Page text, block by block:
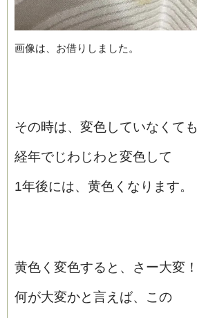
画像は、お借りしました。
その時は、変色していなくても
経年でじわじわと変色して
1年後には、黄色くなります。
黄色く変色すると、さー大変！
何が大変かと言えば、この